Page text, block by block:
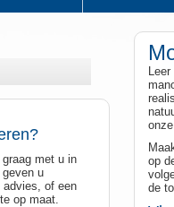
op
de
met u in
u
advies, of een
op maat.